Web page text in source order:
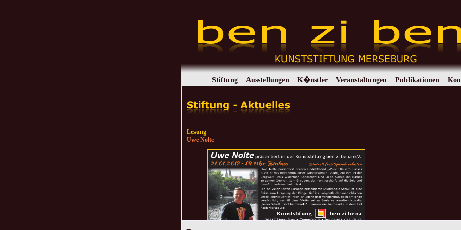
Stiftung Ausstellungen K�nstler Veranstaltungen Publikationen
Lesung
Uwe Nolte